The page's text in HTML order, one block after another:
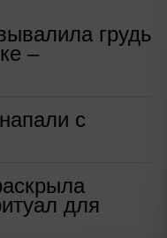
грудь
–
с
для